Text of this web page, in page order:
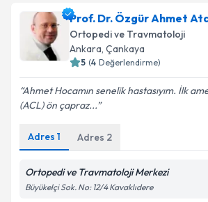
takvim hazırlandığında e-posta ile
E-posta Adresiniz
Kişisel verilerimin işlenmesine
kapsamda işlenmesini kabul
Takvim Talebini
Prof. Dr. Özgür Ahmet
Ortopedi ve Travmatoloji
Ankara, Çankaya
5 (4 Değerlendirme)
Ahmet Hocamın senelik hastasıyım. İlk
(ACL) ön çapraz...
Adres 1 Adres 2
Ortopedi ve Travmatoloji Merkezi
Büyükelçi Sok. No: 12/4 Kavaklıdere